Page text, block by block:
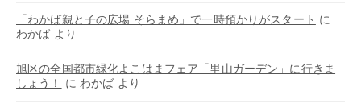
「わかば親と子の広場 そらまめ」で一時預かりがスタート に
わかば より
旭区の全国都市緑化よこはまフェア「里山ガーデン」に行きま
しょう！
に わかば より